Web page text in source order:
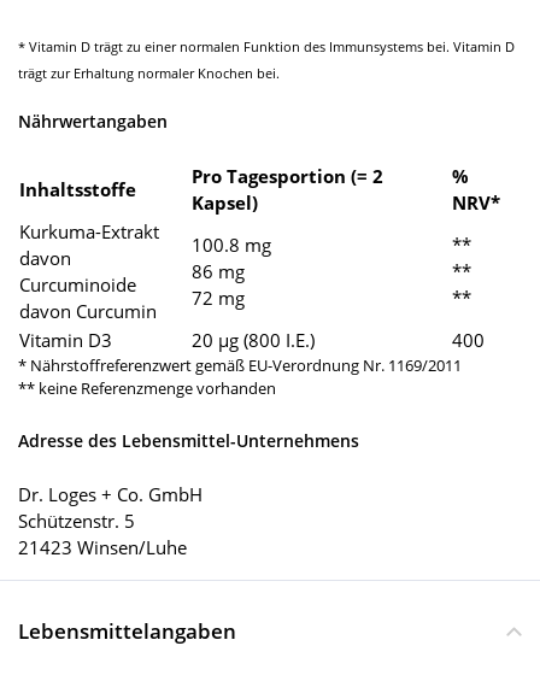
* Vitamin D trägt zu einer normalen Funktion des Immunsystems bei. Vitamin D
trägt zur Erhaltung normaler Knochen bei.
Nährwertangaben
Inhaltsstoffe
Pro Tagesportion (= 2
Kapsel)
%
NRV*
Kurkuma-Extrakt
davon
Curcuminoide
davon Curcumin
100.8 mg
86 mg
72 mg
**
**
**
Vitamin D3
20 µg (800 I.E.) 400
* Nährstoffreferenzwert gemäß EU-Verordnung Nr. 1169/2011
** keine Referenzmenge vorhanden
Adresse des Lebensmittel-Unternehmens
Dr. Loges + Co. GmbH
Schützenstr. 5
21423 Winsen/Luhe
Lebensmittelangaben